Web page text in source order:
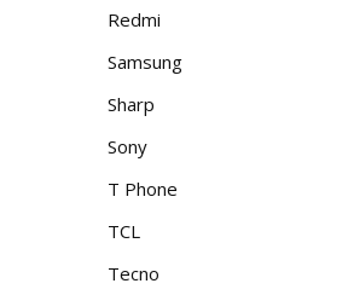
Redmi
Samsung
Sharp
Sony
T Phone
TCL
Tecno